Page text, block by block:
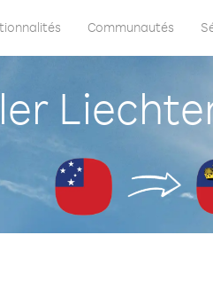
Communautés